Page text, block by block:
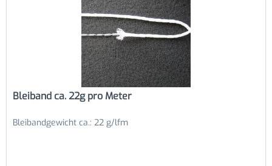
Bleiband ca. 22g pro Meter
Bleibandgewicht ca.: 22 g/lfm